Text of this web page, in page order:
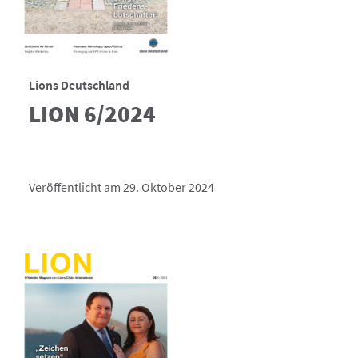
Lions Deutschland
LION 6/2024
Veröffentlicht am 29. Oktober 2024